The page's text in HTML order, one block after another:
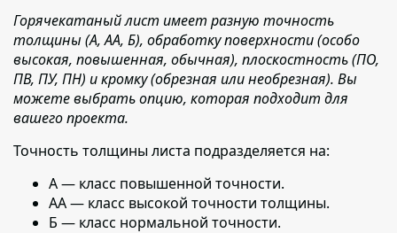
Горячекатаный лист имеет разную точность
толщины (А, АА, Б), обработку поверхности (особо
высокая, повышенная, обычная), плоскостность (ПО,
ПВ, ПУ, ПН) и кромку (обрезная или необрезная). Вы
можете выбрать опцию, которая подходит для
вашего проекта.
Точность толщины листа подразделяется на:
А — класс повышенной точности.
АА — класс высокой точности толщины.
Б — класс нормальной точности.